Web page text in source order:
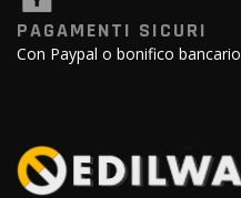
PAGAMENTI SICURI
Con Paypal o bonifico bancario